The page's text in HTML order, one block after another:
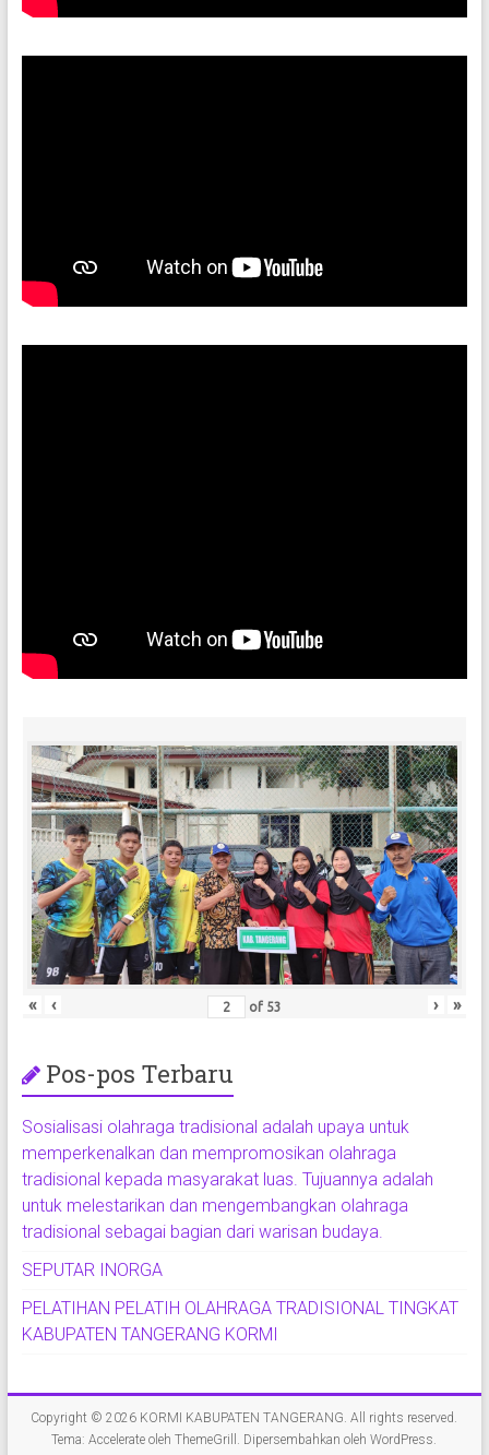
« ‹ of 53 › »
Pos-pos Terbaru
Sosialisasi olahraga tradisional adalah upaya untuk
memperkenalkan dan mempromosikan olahraga
tradisional kepada masyarakat luas. Tujuannya adalah
untuk melestarikan dan mengembangkan olahraga
tradisional sebagai bagian dari warisan budaya.
SEPUTAR INORGA
PELATIHAN PELATIH OLAHRAGA TRADISIONAL TINGKAT
KABUPATEN TANGERANG KORMI
Copyright © 2026 KORMI KABUPATEN TANGERANG. All rights reserved.
Tema:Accelerate oleh ThemeGrill. Dipersembahkan olehWordPress.